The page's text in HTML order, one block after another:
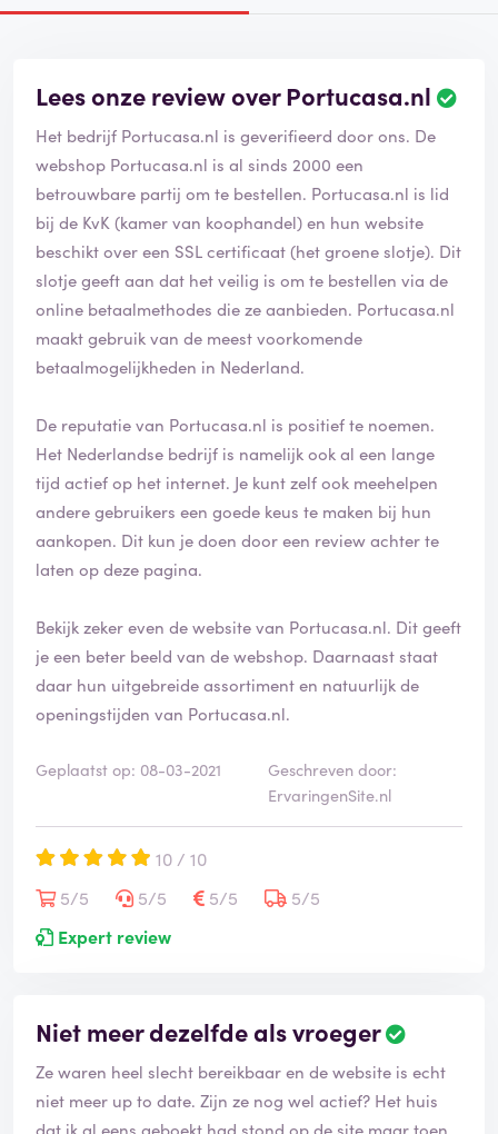
Lees onze review over Portucasa.nl
Het bedrijf Portucasa.nl is geverifieerd door ons. De
webshop Portucasa.nl is al sinds 2000 een
betrouwbare partij om te bestellen. Portucasa.nl is lid
bij de KvK (kamer van koophandel) en hun website
beschikt over een SSL certificaat (het groene slotje). Dit
slotje geeft aan dat het veilig is om te bestellen via de
online betaalmethodes die ze aanbieden. Portucasa.nl
maakt gebruik van de meest voorkomende
betaalmogelijkheden in Nederland.
De reputatie van Portucasa.nl is positief te noemen.
Het Nederlandse bedrijf is namelijk ook al een lange
tijd actief op het internet. Je kunt zelf ook meehelpen
andere gebruikers een goede keus te maken bij hun
aankopen. Dit kun je doen door een review achter te
laten op deze pagina.
Bekijk zeker even de website van Portucasa.nl. Dit geeft
je een beter beeld van de webshop. Daarnaast staat
daar hun uitgebreide assortiment en natuurlijk de
openingstijden van Portucasa.nl.
Geplaatst op: 08-03-2021
Geschreven door:
ErvaringenSite.nl
10 / 10
5/5
5/5 5/5
5/5
Expert review
Niet meer dezelfde als vroeger
Ze waren heel slecht bereikbaar en de website is echt
niet meer up to date. Zijn ze nog wel actief? Het huis